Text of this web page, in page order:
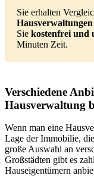
Sie erhalten
Hausverwaltungen
Sie kostenfrei und
Minuten Zeit.
Verschiedene
Hausverwaltung
Wenn man eine
Lage der Immobilie,
große Auswahl an
Großstädten gibt es
Haus­eigentümern